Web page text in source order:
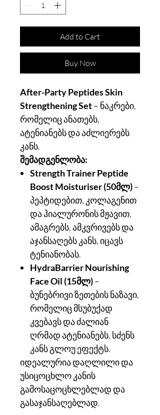
Add to Cart
Buy Now
After-Party Peptides Skin
Strengthening Set– ნაკრები,
რომელიც ანათებს,
ატენიანებს და აძლიერებს
კანს.
შემადგენლობა:
Strength Trainer Peptide
Boost Moisturiser (50მლ)–
პეპტიდებით, კოლაგენით
და ჰიალურონის მჟავით,
ამაგრებს, ამკვრივებს და
აჯანსაღებს კანს, იცავს
ტენიანობას.
HydraBarrier Nourishing
Face Oil (15მლ)–
ბუნებრივი ზეთების ნაზავი,
რომელიც მსუბუქად
კვებავს და ძალიან
ღრმად ატენიანებს, სძენს
კანს გლოუ ეფექტს.
იდეალურია დაღლილი და
უსიცოცხლო კანის
გამოსაცოცხლებლად და
გასაჯანსაღებლად.